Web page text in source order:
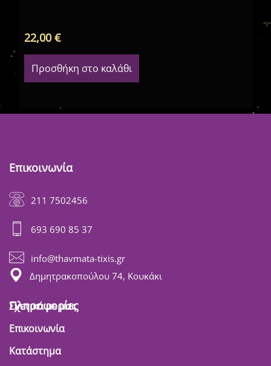
22,00€
Προσθήκη στο καλάθι
Επικοινωνία
211 7502456
693 690 85 37
info@thavmata-tixis.gr
Δημητρακοπούλου 74, Κουκάκι
Πληροφορίες
Σχετικά με μας
Επικοινωνία
Κατάστημα